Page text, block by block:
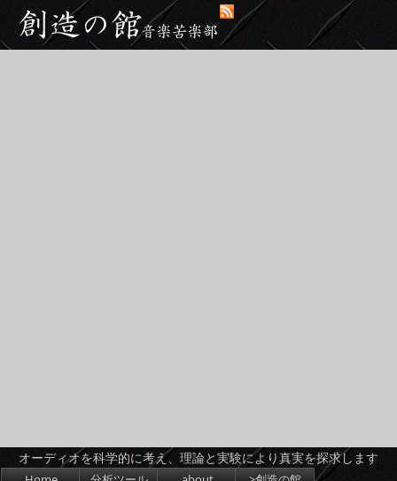
オーディオを科学的に考え、理論と実験により真実を探求します
コンテンツへスキップ